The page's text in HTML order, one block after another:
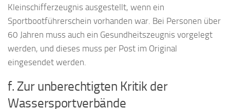
Kleinschifferzeugnis ausgestellt, wenn ein
Sportbootführerschein vorhanden war. Bei Personen über
60 Jahren muss auch ein Gesundheitszeugnis vorgelegt
werden, und dieses muss per Post im Original
eingesendet werden.
f. Zur unberechtigten Kritik der
Wassersportverbände